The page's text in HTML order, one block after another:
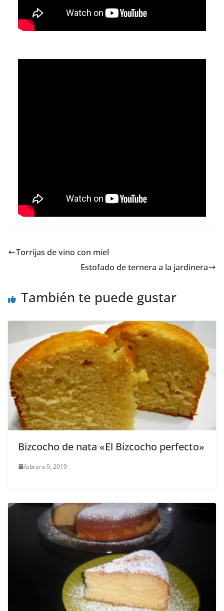
Torrijas de vino con miel
Estofado de ternera a la jardinera
También te puede gustar
Bizcocho de nata «El Bizcocho perfecto»
febrero 9, 2019